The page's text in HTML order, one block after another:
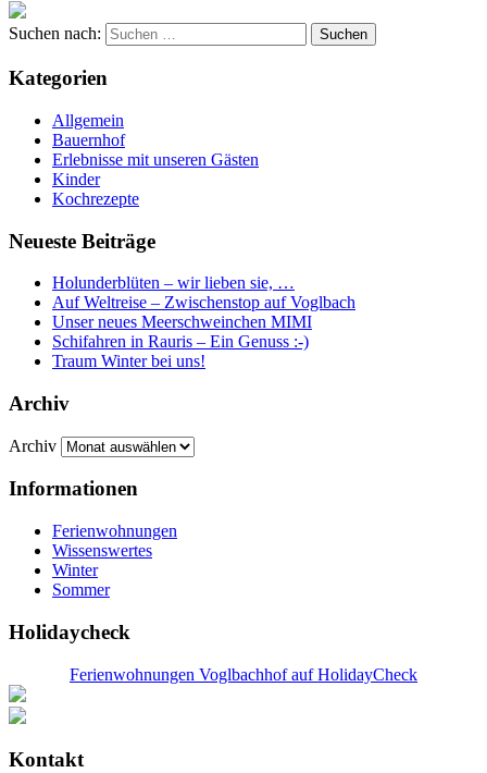
Suchen nach:
Kategorien
Allgemein
Bauernhof
Erlebnisse mit unseren Gästen
Kinder
Kochrezepte
Neueste Beiträge
Holunderblüten – wir lieben sie, …
Auf Weltreise – Zwischenstop auf Voglbach
Unser neues Meerschweinchen MIMI
Schifahren in Rauris – Ein Genuss :-)
Traum Winter bei uns!
Archiv
Archiv
Informationen
Ferienwohnungen
Wissenswertes
Winter
Sommer
Holidaycheck
Ferienwohnungen Voglbachhof auf HolidayCheck
Kontakt